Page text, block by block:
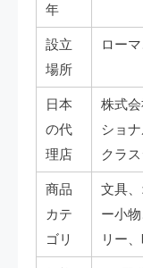
年
設立
場所
ロー
日本
の代
理店
株式
ショ
クラ
商品
カテ
ゴリ
文具
ー小
リー